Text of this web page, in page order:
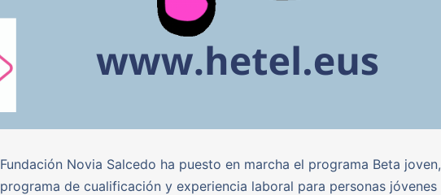
Fundación Novia Salcedo ha puesto en marcha el programa Beta joven,
programa de cualificación y experiencia laboral para personas jóvenes